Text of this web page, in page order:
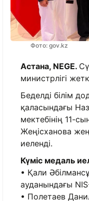
Фото: gov.kz
Астана, NEGE.
министрлігі
Беделді білім
қаласындағы
мектебінің 11-
Жеңісханова
иеленді.
Күміс медаль
• Қали
ауданындағы
• Полетаев